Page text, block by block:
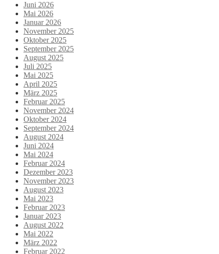
Juni 2026
Mai 2026
Januar 2026
November 2025
Oktober 2025
September 2025
August 2025
Juli 2025
Mai 2025
April 2025
März 2025
Februar 2025
November 2024
Oktober 2024
September 2024
August 2024
Juni 2024
Mai 2024
Februar 2024
Dezember 2023
November 2023
August 2023
Mai 2023
Februar 2023
Januar 2023
August 2022
Mai 2022
März 2022
Februar 2022